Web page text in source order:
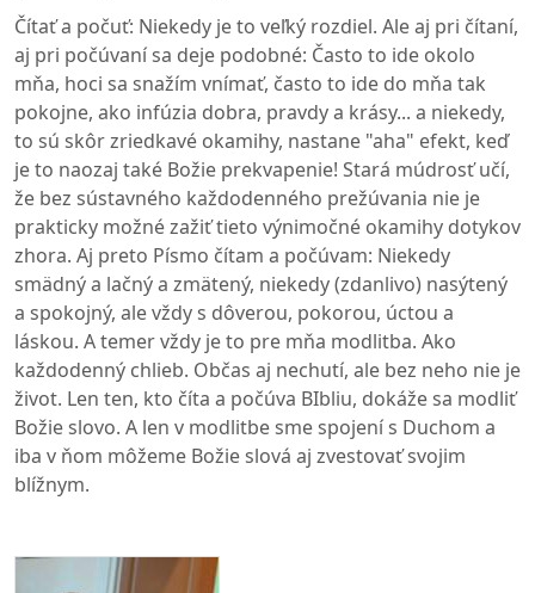
Čítať a počuť: Niekedy je to veľký rozdiel. Ale aj pri čítaní,
aj pri počúvaní sa deje podobné: Často to ide okolo
mňa, hoci sa snažím vnímať, často to ide do mňa tak
pokojne, ako infúzia dobra, pravdy a krásy... a niekedy,
to sú skôr zriedkavé okamihy, nastane "aha" efekt, keď
je to naozaj také Božie prekvapenie! Stará múdrosť učí,
že bez sústavného každodenného prežúvania nie je
prakticky možné zažiť tieto výnimočné okamihy dotykov
zhora. Aj preto Písmo čítam a počúvam: Niekedy
smädný a lačný a zmätený, niekedy (zdanlivo) nasýtený
a spokojný, ale vždy s dôverou, pokorou, úctou a
láskou. A temer vždy je to pre mňa modlitba. Ako
každodenný chlieb. Občas aj nechutí, ale bez neho nie je
život. Len ten, kto číta a počúva BIbliu, dokáže sa modliť
Božie slovo. A len v modlitbe sme spojení s Duchom a
iba v ňom môžeme Božie slová aj zvestovať svojim
blížnym.